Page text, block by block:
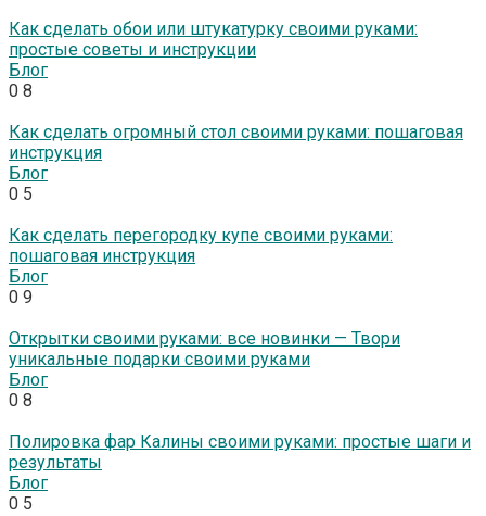
Как сделать обои или штукатурку своими руками:
простые советы и инструкции
Блог
0 8
Как сделать огромный стол своими руками: пошаговая
инструкция
Блог
0 5
Как сделать перегородку купе своими руками:
пошаговая инструкция
Блог
0 9
Открытки своими руками: все новинки — Твори
уникальные подарки своими руками
Блог
0 8
Полировка фар Калины своими руками: простые шаги и
результаты
Блог
0 5